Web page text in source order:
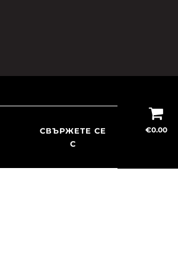
€0.00
СВЪРЖЕТЕ СЕ
С